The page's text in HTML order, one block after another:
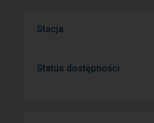
Stacja
Status dostępności